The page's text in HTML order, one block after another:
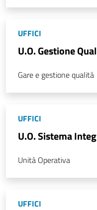
UFFICI
U.O. Gestione
Gare e gestione qualità
UFFICI
U.O. Sistema
Unità Operativa
UFFICI